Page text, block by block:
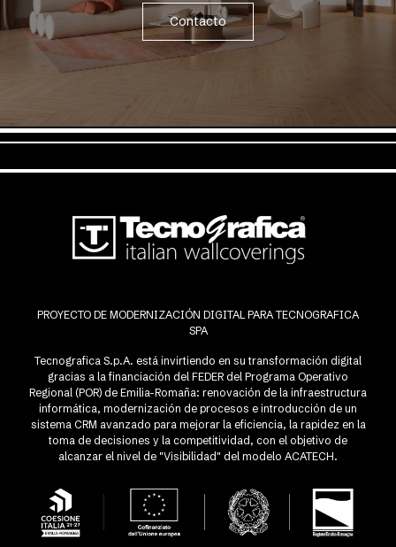
Contacto
PROYECTO DE MODERNIZACIÓN DIGITAL PARA TECNOGRAFICA
SPA
Tecnografica S.p.A. está invirtiendo en su transformación digital
gracias a la financiación del FEDER del Programa Operativo
Regional (POR) de Emilia-Romaña: renovación de la infraestructura
informática, modernización de procesos e introducción de un
sistema CRM avanzado para mejorar la eficiencia, la rapidez en la
toma de decisiones y la competitividad, con el objetivo de
alcanzar el nivel de "Visibilidad" del modelo ACATECH.